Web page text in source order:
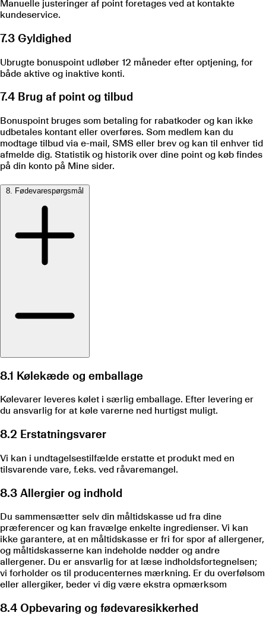
Manuelle justeringer af point foretages ved at kontakte
kundeservice.
7.3 Gyldighed
Ubrugte bonuspoint udløber 12 måneder efter optjening, for
både aktive og inaktive konti.
7.4 Brug af point og tilbud
Bonuspoint bruges som betaling for rabatkoder og kan ikke
udbetales kontant eller overføres. Som medlem kan du
modtage tilbud via e-mail, SMS eller brev og kan til enhver tid
afmelde dig. Statistik og historik over dine point og køb findes
på din konto på Mine sider.
8.1 Kølekæde og emballage
Kølevarer leveres kølet i særlig emballage. Efter levering er
du ansvarlig for at køle varerne ned hurtigst muligt.
8.2 Erstatningsvarer
Vi kan i undtagelsestilfælde erstatte et produkt med en
tilsvarende vare, f.eks. ved råvaremangel.
8.3 Allergier og indhold
Du sammensætter selv din måltidskasse ud fra dine
præferencer og kan fravælge enkelte ingredienser. Vi kan
ikke garantere, at en måltidskasse er fri for spor af allergener,
og måltidskasserne kan indeholde nødder og andre
allergener. Du er ansvarlig for at læse indholdsfortegnelsen;
vi forholder os til producenternes mærkning. Er du overfølsom
eller allergiker, beder vi dig være ekstra opmærksom
8.4 Opbevaring og fødevaresikkerhed